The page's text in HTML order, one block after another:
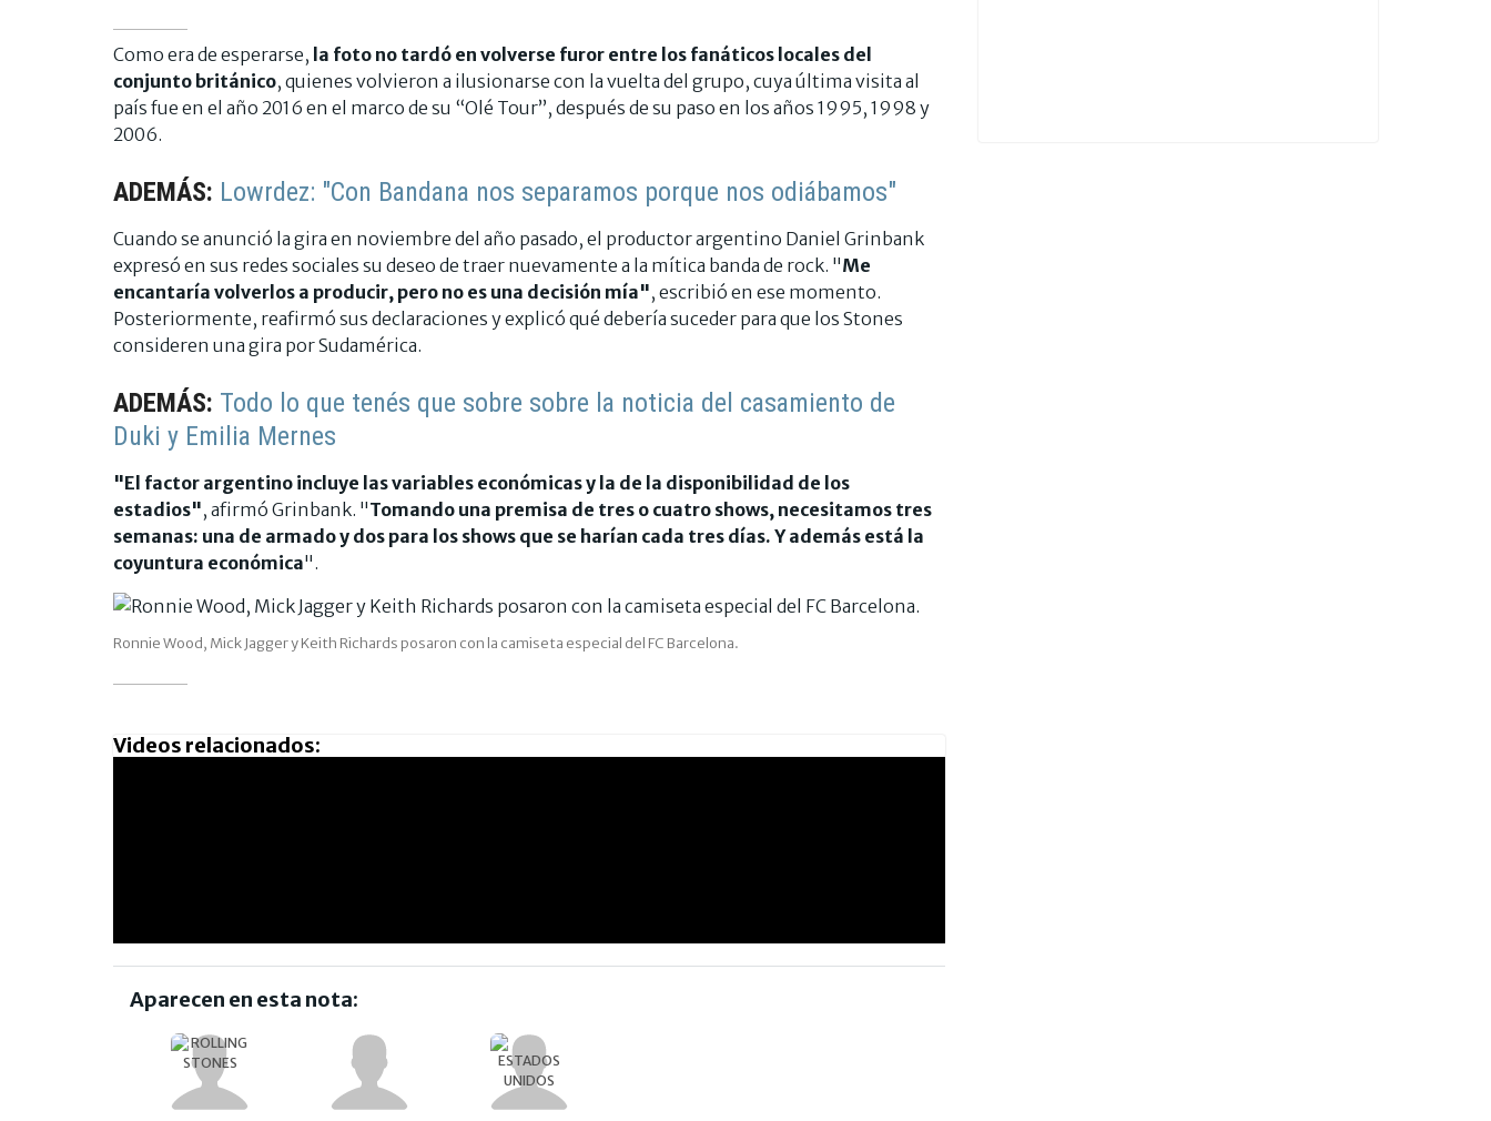
Como era de esperarse, la foto no tardó en volverse furor entre los fanáticos locales del
conjunto británico, quienes volvieron a ilusionarse con la vuelta del grupo, cuya última visita al
país fue en el año 2016 en el marco de su “Olé Tour”, después de su paso en los años 1995, 1998 y
2006.
ADEMÁS: Lowrdez: "Con Bandana nos separamos porque nos odiábamos"
Cuando se anunció la gira en noviembre del año pasado, el productor argentino Daniel Grinbank
expresó en sus redes sociales su deseo de traer nuevamente a la mítica banda de rock. "Me
encantaría volverlos a producir, pero no es una decisión mía", escribió en ese momento.
Posteriormente, reafirmó sus declaraciones y explicó qué debería suceder para que los Stones
consideren una gira por Sudamérica.
ADEMÁS: Todo lo que tenés que sobre sobre la noticia del casamiento de
Duki y Emilia Mernes
"El factor argentino incluye las variables económicas y la de la disponibilidad de los
estadios", afirmó Grinbank. "Tomando una premisa de tres o cuatro shows, necesitamos tres
semanas: una de armado y dos para los shows que se harían cada tres días. Y además está la
coyuntura económica".
Ronnie Wood, Mick Jagger y Keith Richards posaron con la camiseta especial del FC Barcelona.
Videos relacionados:
Aparecen en esta nota: